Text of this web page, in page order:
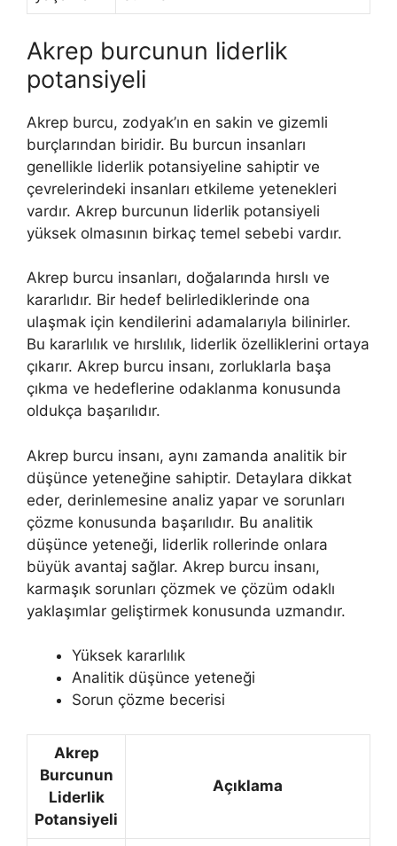
Akrep burcunun liderlik
potansiyeli
Akrep burcu, zodyak’ın en sakin ve gizemli
burçlarından biridir. Bu burcun insanları
genellikle liderlik potansiyeline sahiptir ve
çevrelerindeki insanları etkileme yetenekleri
vardır. Akrep burcunun liderlik potansiyeli
yüksek olmasının birkaç temel sebebi vardır.
Akrep burcu insanları, doğalarında hırslı ve
kararlıdır. Bir hedef belirlediklerinde ona
ulaşmak için kendilerini adamalarıyla bilinirler.
Bu kararlılık ve hırslılık, liderlik özelliklerini ortaya
çıkarır. Akrep burcu insanı, zorluklarla başa
çıkma ve hedeflerine odaklanma konusunda
oldukça başarılıdır.
Akrep burcu insanı, aynı zamanda analitik bir
düşünce yeteneğine sahiptir. Detaylara dikkat
eder, derinlemesine analiz yapar ve sorunları
çözme konusunda başarılıdır. Bu analitik
düşünce yeteneği, liderlik rollerinde onlara
büyük avantaj sağlar. Akrep burcu insanı,
karmaşık sorunları çözmek ve çözüm odaklı
yaklaşımlar geliştirmek konusunda uzmandır.
Yüksek kararlılık
Analitik düşünce yeteneği
Sorun çözme becerisi
Akrep
Burcunun
Liderlik
Potansiyeli
Açıklama